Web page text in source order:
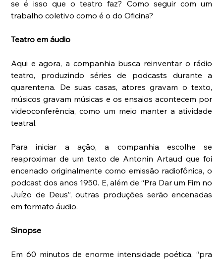
se é isso que o teatro faz? Como seguir com um
trabalho coletivo como é o do Oficina?
Teatro em áudio
Aqui e agora, a companhia busca reinventar o rádio
teatro, produzindo séries de podcasts durante a
quarentena. De suas casas, atores gravam o texto,
músicos gravam músicas e os ensaios acontecem por
videoconferência, como um meio manter a atividade
teatral.
Para iniciar a ação, a companhia escolhe se
reaproximar de um texto de Antonin Artaud que foi
encenado originalmente como emissão radiofônica, o
podcast dos anos 1950. E, além de “Pra Dar um Fim no
Juízo de Deus”, outras produções serão encenadas
em formato áudio.
Sinopse
Em 60 minutos de enorme intensidade poética, “pra